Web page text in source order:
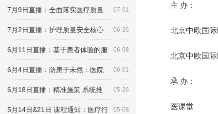
7月9日直播：全面落实医疗质量 07-01
7月2日直播：护理质量安全核心 06-26
6月11日直播：基于患者体验的服 06-08
6月4日直播：防患于未然：医院 06-01
6月18日直播：精准施策 系统推 05-26
5月14日&21日 课程通知：医疗行 05-08
主 办：
北京中欧国
北京中欧国
承 办：
医课堂